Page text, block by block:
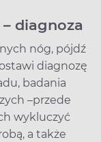
diagnoza
nóg, pójdź
diagnozę
badania
–przede
wykluczyć
a także